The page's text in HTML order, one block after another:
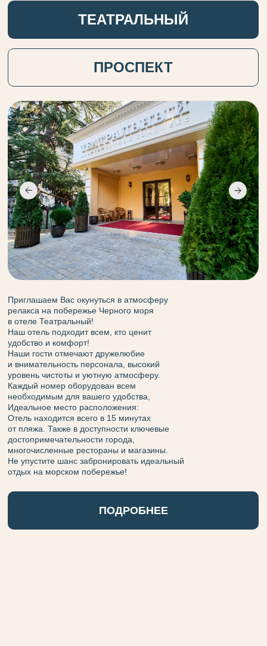
Приглашаем Вас окунуться в атмосферу
релакса на побережье Черного моря
в отеле Театральный!
Наш отель подходит всем, кто ценит
удобство и комфорт!
Наши гости отмечают дружелюбие
и внимательность персонала, высокий
уровень чистоты и уютную атмосферу.
Каждый номер оборудован всем
необходимым для вашего удобства,
Идеальное место расположения:
Отель находится всего в 15 минутах
от пляжа. Также в доступности ключевые
достопримечательности города,
многочисленные рестораны и магазины.
Не упустите шанс забронировать идеальный
отдых на морском побережье!
ТЕАТРАЛЬНЫЙ
ПРОСПЕКТ
ПОДРОБНЕЕ